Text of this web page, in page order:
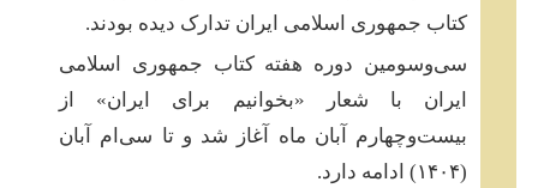
کتاب جمهوری اسلامی ایران تدارک دیده بودند.
سی‌وسومین دوره هفته کتاب جمهوری اسلامی
ایران با شعار «بخوانیم برای ایران» از
بیست‌وچهارم آبان ماه آغاز شد و تا سی‌ام آبان
(۱۴۰۴) ادامه دارد‌.